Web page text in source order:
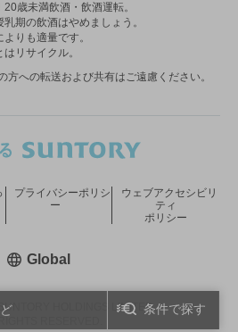
条件で探す
20歳未満飲酒・飲酒運転。
期の飲酒はやめましょう。
りも適量です。
リサイクル。
方への転送および共有はご遠慮ください。
HOLDINGS LIMITED.
プライバシーポリシ
ー
ウェブアクセシビリ
ティ
ポリシー
Global新しいウィンドウで開く